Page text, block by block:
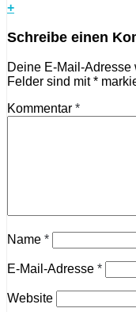
+
Schreibe einen
Deine E-Mail-Adresse
Felder sind mit*
Kommentar *
Name *
E-Mail-Adresse *
Website